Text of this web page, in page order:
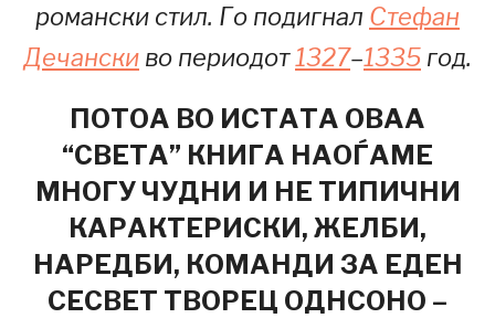
романски стил. Го подигнал Стефан
Дечански во периодот1327–1335 год.
ПОТОА ВО ИСТАТА ОВАА
“СВЕТА” КНИГА НАОЃАМЕ
МНОГУ ЧУДНИ И НЕ ТИПИЧНИ
КАРАКТЕРИСКИ, ЖЕЛБИ,
НАРЕДБИ, КОМАНДИ ЗА ЕДЕН
СЕСВЕТ ТВОРЕЦ ОДНСОНО –